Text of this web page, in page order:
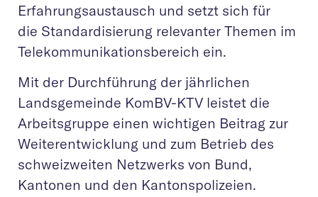
Erfahrungsaustausch und setzt sich für
die Standardisierung relevanter Themen im
Telekommunikationsbereich ein.
Mit der Durchführung der jährlichen
Landsgemeinde KomBV-KTV leistet die
Arbeitsgruppe einen wichtigen Beitrag zur
Weiterentwicklung und zum Betrieb des
schweizweiten Netzwerks von Bund,
Kantonen und den Kantonspolizeien.